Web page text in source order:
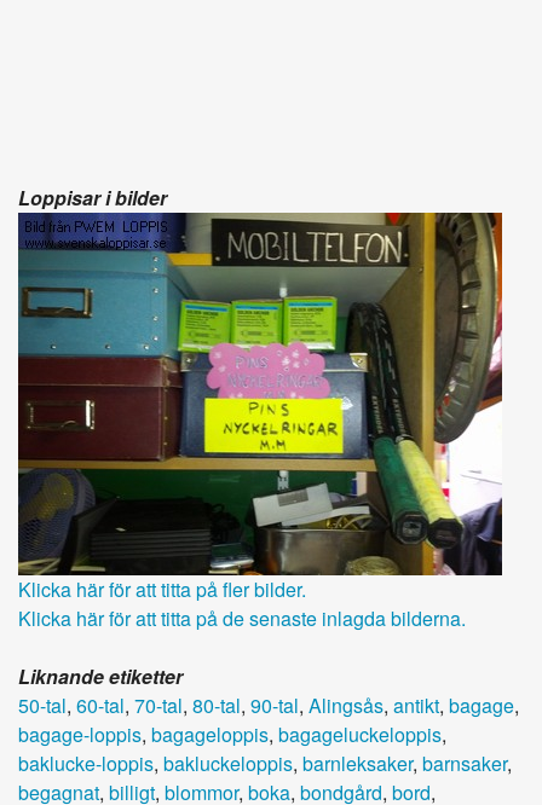
Loppisar i bilder
Klicka här för att titta på fler bilder.
Klicka här för att titta på de senaste inlagda bilderna.
Liknande etiketter
50-tal, 60-tal, 70-tal, 80-tal, 90-tal, Alingsås, antikt, bagage,
bagage-loppis, bagageloppis, bagageluckeloppis,
baklucke-loppis, bakluckeloppis, barnleksaker, barnsaker,
begagnat, billigt, blommor, boka, bondgård, bord,